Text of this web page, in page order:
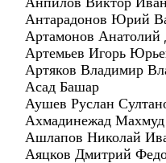
Антарадонов Юрий
Артамонов Анатолий
Артемьев Игорь
Артяков Владимир
Асад Башар
Аушев Руслан
Ахмадинежад Махмуд
Ашлапов Николай
Аяцков Дмитрий